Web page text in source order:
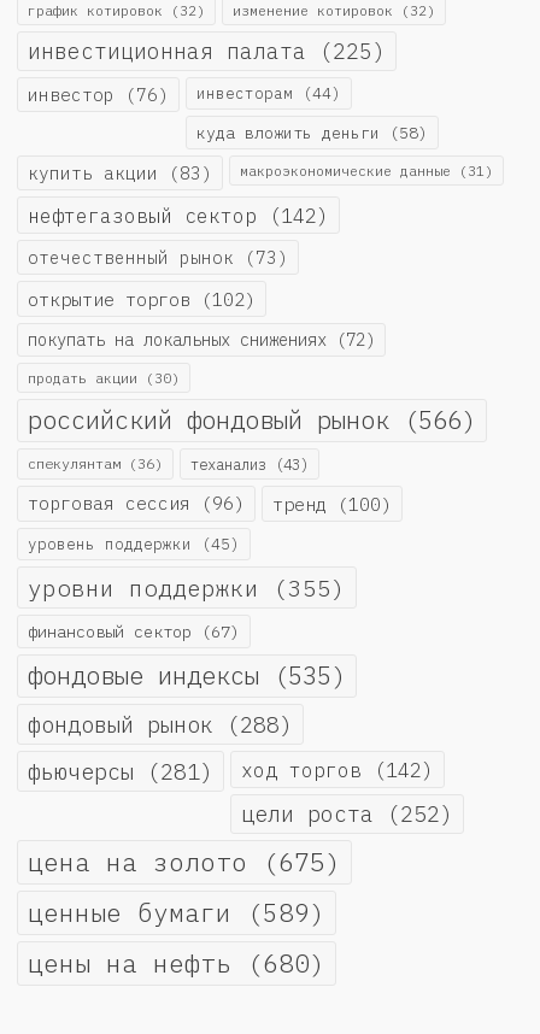
график котировок (32) изменение котировок (32)
инвестиционная палата (225)
инвестор (76) инвесторам (44)
куда вложить деньги (58)
купить акции (83) макроэкономические данные (31)
нефтегазовый сектор (142)
отечественный рынок (73)
открытие торгов (102)
покупать на локальных снижениях (72)
продать акции (30)
российский фондовый рынок (566)
спекулянтам (36) теханализ (43)
торговая сессия (96) тренд (100)
уровень поддержки (45)
уровни поддержки (355)
финансовый сектор (67)
фондовые индексы (535)
фондовый рынок (288)
фьючерсы (281) ход торгов (142)
цели роста (252)
цена на золото (675)
ценные бумаги (589)
цены на нефть (680)